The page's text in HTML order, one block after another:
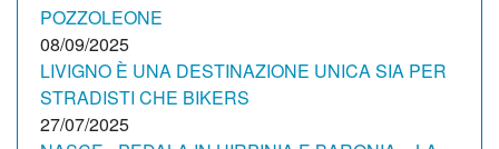
POZZOLEONE
08/09/2025
LIVIGNO È UNA DESTINAZIONE UNICA SIA PER
STRADISTI CHE BIKERS
27/07/2025